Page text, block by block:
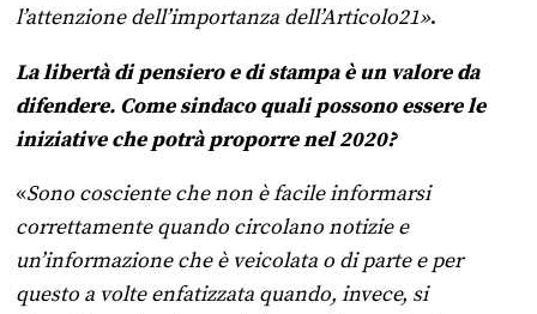
l’attenzione dell’importanza dell’Articolo21».
La libertà di pensiero e di stampa è un valore da
difendere. Come sindaco quali possono essere le
iniziative che potrà proporre nel 2020?
«Sono cosciente che non è facile informarsi
correttamente quando circolano notizie e
un’informazione che è veicolata o di parte e per
questo a volte enfatizzata quando, invece, si